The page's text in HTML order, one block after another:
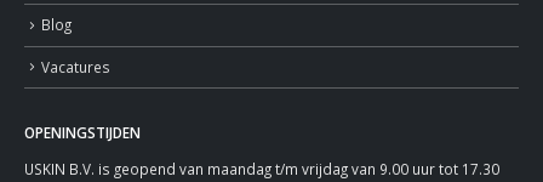
Blog
Vacatures
OPENINGSTIJDEN
USKIN B.V. is geopend van maandag t/m vrijdag van 9.00 uur tot 17.30